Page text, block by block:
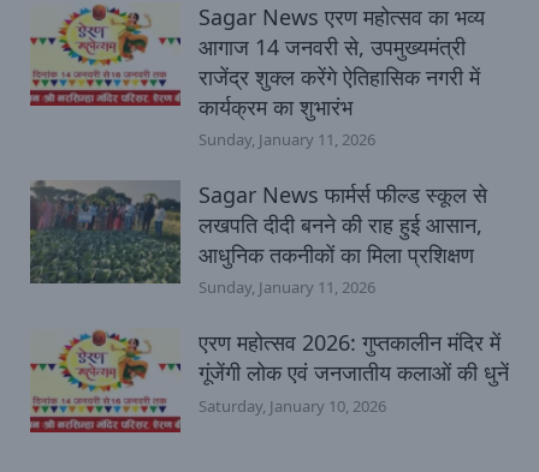
Sagar News एरण महोत्सव का भव्य
आगाज 14 जनवरी से, उपमुख्यमंत्री
राजेंद्र शुक्ल करेंगे ऐतिहासिक नगरी में
कार्यक्रम का शुभारंभ
Sunday, January 11, 2026
Sagar News फार्मर्स फील्ड स्कूल से
लखपति दीदी बनने की राह हुई आसान,
आधुनिक तकनीकों का मिला प्रशिक्षण
Sunday, January 11, 2026
एरण महोत्सव 2026: गुप्तकालीन मंदिर में
गूंजेंगी लोक एवं जनजातीय कलाओं की धुनें
Saturday, January 10, 2026